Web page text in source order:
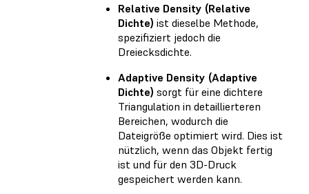
Relative Density (Relative
Dichte) ist dieselbe Methode,
spezifiziert jedoch die
Dreiecksdichte.
Adaptive Density (Adaptive
Dichte) sorgt für eine dichtere
Triangulation in detaillierteren
Bereichen, wodurch die
Dateigröße optimiert wird. Dies ist
nützlich, wenn das Objekt fertig
ist und für den 3D-Druck
gespeichert werden kann.